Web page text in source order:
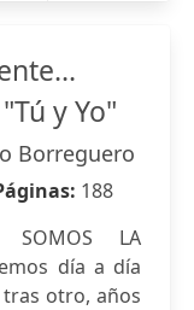
y Yo"
Borreguero
188
SOMOS LA
día a día
otro, años